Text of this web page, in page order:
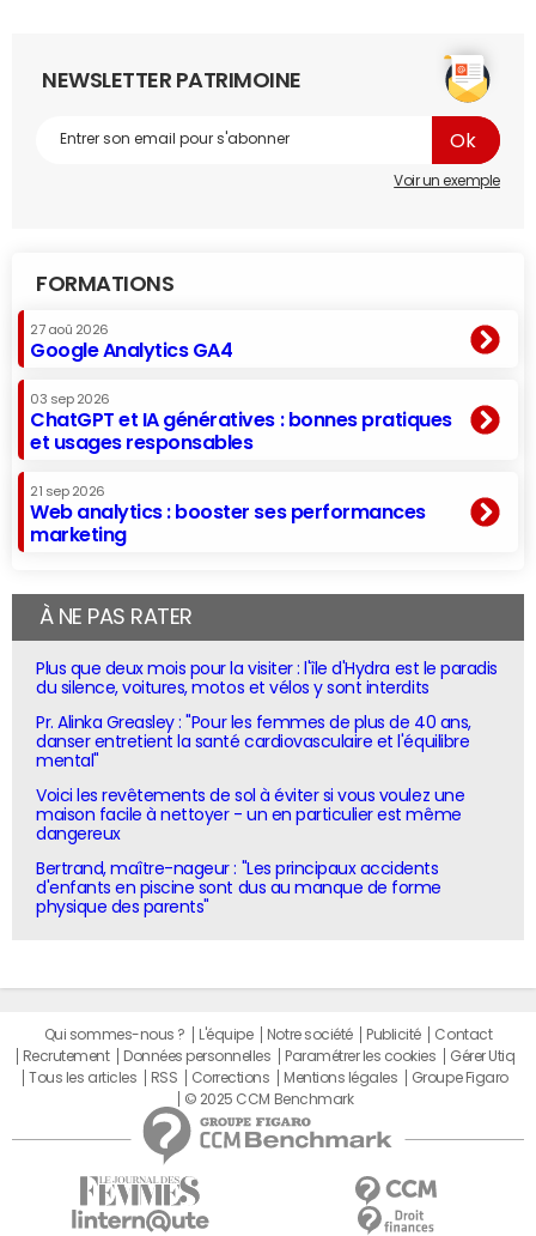
NEWSLETTER PATRIMOINE
Voir un exemple
FORMATIONS
27 aoû 2026
Google Analytics GA4
03 sep 2026
ChatGPT et IA génératives : bonnes pratiques
et usages responsables
21 sep 2026
Web analytics : booster ses performances
marketing
À NE PAS RATER
Plus que deux mois pour la visiter : l'île d'Hydra est le paradis
du silence, voitures, motos et vélos y sont interdits
Pr. Alinka Greasley : "Pour les femmes de plus de 40 ans,
danser entretient la santé cardiovasculaire et l'équilibre
mental"
Voici les revêtements de sol à éviter si vous voulez une
maison facile à nettoyer - un en particulier est même
dangereux
Bertrand, maître-nageur : "Les principaux accidents
d'enfants en piscine sont dus au manque de forme
physique des parents"
Qui sommes-nous ? L'équipe Notre société Publicité
Contact
Recrutement
Données personnelles Paramétrer les cookies
Gérer Utiq
Tous les articles
RSS Corrections Mentions légales
Groupe Figaro
© 2025 CCM Benchmark